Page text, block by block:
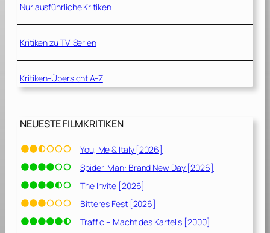
2
0
1
Nur ausführliche Kritiken
Kritiken zu TV-Serien
Kritiken-Übersicht A-Z
NEUESTE FILMKRITIKEN
You, Me & Italy [2026]
Spider-Man: Brand New Day [2026]
The Invite [2026]
Bitteres Fest [2026]
Traffic – Macht des Kartells [2000]